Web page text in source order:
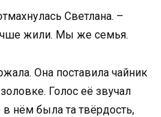
Светлана. –
жили. Мы же семья.
Она поставила чайник
Голос её звучал
в нём была та твёрдость,